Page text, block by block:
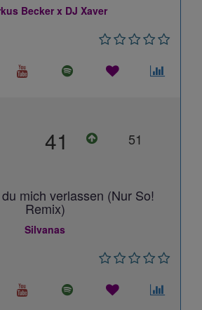
Becker x DJ Xaver
41 51
mich verlassen (Nur So!
Remix)
Silvanas